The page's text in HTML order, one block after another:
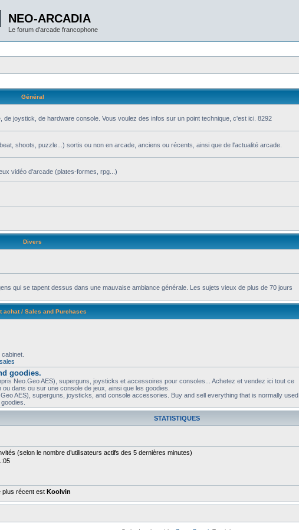
NEO-ARCADIA
Le forum d'arcade francophone
Général
joystick, de hardware console. Vous voulez des infos sur un point technique, c'est ici. 8292
shoots, puzzle...) sortis ou non en arcade, anciens ou récents, ainsi que de l'actualité arcade.
vidéo d'arcade (plates-formes, rpg...)
Divers
qui se tapent dessus dans une mauvaise ambiance générale. Les sujets vieux de plus de 70 jours
achat / Sales and Purchases
goodies.
Neo.Geo AES), superguns, joysticks et accessoires pour consoles... Achetez et vendez ici tout ce
dans ou sur une console de jeux, ainsi que les goodies.
AES), superguns, joysticks, and console accessories. Buy and sell everything that is normally used
STATISTIQUES
(selon le nombre d’utilisateurs actifs des 5 dernières minutes)
plus récent est Koolvin